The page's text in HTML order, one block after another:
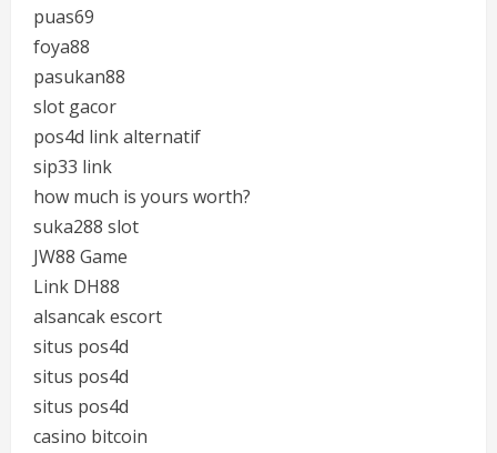
puas69
foya88
pasukan88
slot gacor
pos4d link alternatif
sip33 link
how much is yours worth?
suka288 slot
JW88 Game
Link DH88
alsancak escort
situs pos4d
situs pos4d
situs pos4d
casino bitcoin